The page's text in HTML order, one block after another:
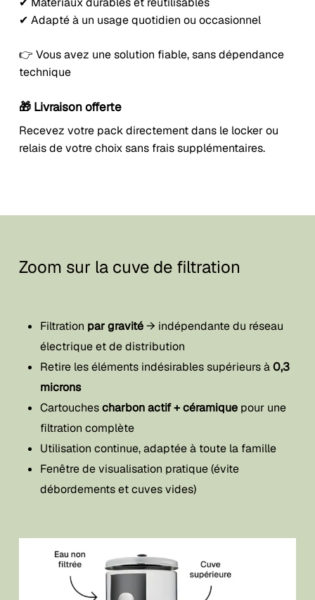
✔ Adapté à un usage quotidien ou occasionnel
👉 Vous avez une solution fiable, sans dépendance
technique
🎁 Livraison offerte
Recevez votre pack directement dans le locker ou
relais de votre choix sans frais supplémentaires.
Zoom sur la cuve de filtration
Filtration par gravité→ indépendante du réseau
électrique et de distribution
Retire les éléments indésirables supérieurs à0,3
microns
Cartouchescharbon actif + céramiquepour une
filtration complète
Utilisation continue, adaptée à toute la famille
Fenêtre de visualisation pratique (évite
débordements et cuves vides)